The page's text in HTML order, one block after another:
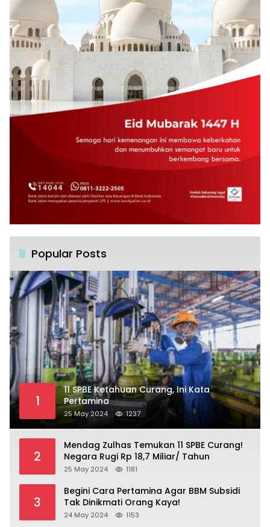
Popular Posts
1
11 SPBE Ketahuan Curang, Ini Kata
Pertamina
25 May 2024 1237
2
Mendag Zulhas Temukan 11 SPBE Curang!
Negara Rugi Rp 18,7 Miliar/ Tahun
25 May 2024 1181
3
Begini Cara Pertamina Agar BBM Subsidi
Tak Dinikmati Orang Kaya!
24 May 2024 1153